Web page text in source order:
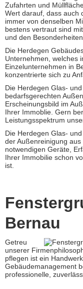
Zufahrten und
Wert darauf, dass auch
immer von denselben
bestens vertraut sind
und den
Die Herdegen
Unternehmen, welches
Einzelunternehmen in
konzentrierte sich zu
Die Herdegen Glas-
bedarfsgerechten
Erscheinungsbild im
Ihrer Immoblie. Gern
Leistungsspektrum
Die Herdegen Glas-
der Außenreinigung
notwendigen Geräte,
Ihrer Immobilie schon
ist.
Bernau
Getreu
unserer
pflegen ist ein
Gebäudemanagement
professionelle,